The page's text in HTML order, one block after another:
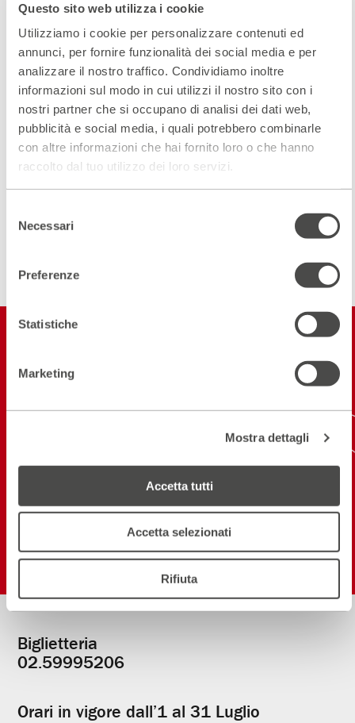
Questo sito web utilizza i cookie
Utilizziamo i cookie per personalizzare contenuti ed
annunci, per fornire funzionalità dei social media e per
analizzare il nostro traffico. Condividiamo inoltre
informazioni sul modo in cui utilizzi il nostro sito con i
nostri partner che si occupano di analisi dei dati web,
pubblicità e social media, i quali potrebbero combinarle
con altre informazioni che hai fornito loro o che hanno
raccolto dal tuo utilizzo dei loro servizi.
delNecessari
Preferenze
Statistiche
Marketing
Mostra dettagli
Accetta tutti
Accetta selezionati
Rifiuta
Tendenza clown
2023 - 2024 Cartellone
Tendenza clown
2024 - 2025 Cartellone
Teatro
Restiamo in
contatto
Seguici sui social
Informazioni
utili
Biglietteria
02.59995206
Orari in vigore dall’1 al 31 Luglio